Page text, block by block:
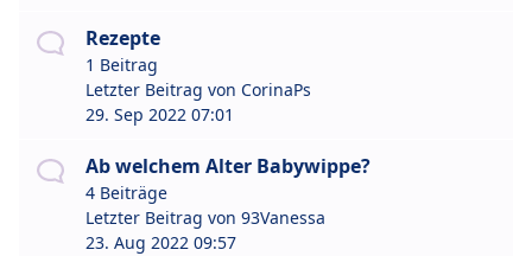
Rezepte
1 Beitrag
Letzter Beitrag von CorinaPs
29. Sep 2022 07:01
Ab welchem Alter Babywippe?
4 Beiträge
Letzter Beitrag von 93Vanessa
23. Aug 2022 09:57